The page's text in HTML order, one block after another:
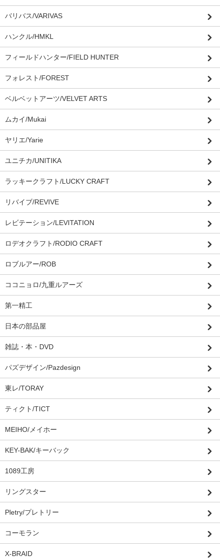
バリバス/VARIVAS
ハンクル/HMKL
フィールドハンター/FIELD HUNTER
フォレスト/FOREST
ベルベットアーツ/VELVET ARTS
ムカイ/Mukai
ヤリエ/Yarie
ユニチカ/UNITIKA
ラッキークラフト/LUCKY CRAFT
リバイブ/REVIVE
レビテーション/LEVITATION
ロデオクラフト/RODIO CRAFT
ロブルアー/ROB
ココニョロ/九重ルアーズ
第一精工
日本の部品屋
雑誌・本・DVD
パズデザイン/Pazdesign
東レ/TORAY
ティクト/TICT
MEIHO/メイホー
KEY-BAK/キーバック
1089工房
リングスター
Pletry/プレトリー
コーモラン
X-BRAID